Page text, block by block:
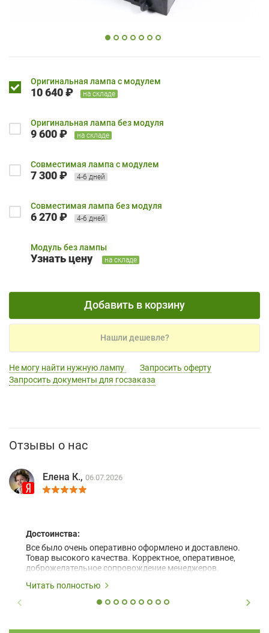
Оригинальная лампа с модулем
10 640 ₽ на складе
Оригинальная лампа без модуля
9 600 ₽ на складе
Совместимая лампа с модулем
7 300 ₽ 4-6 дней
Совместимая лампа без модуля
6 270 ₽ 4-6 дней
Модуль без лампы
Узнать цену на складе
Добавить в корзину
Нашли дешевле?
Не могу найти нужную лампу
Запросить оферту
Запросить документы для госзаказа
Отзывы о нас
Елена К., 06.07.2026
Достоинства:
Все было очень оперативно оформлено и доставлено.
Товар высокого качества. Корректное, оперативное,
доброжелательное сопровождение менеджеров.
Читать полностью